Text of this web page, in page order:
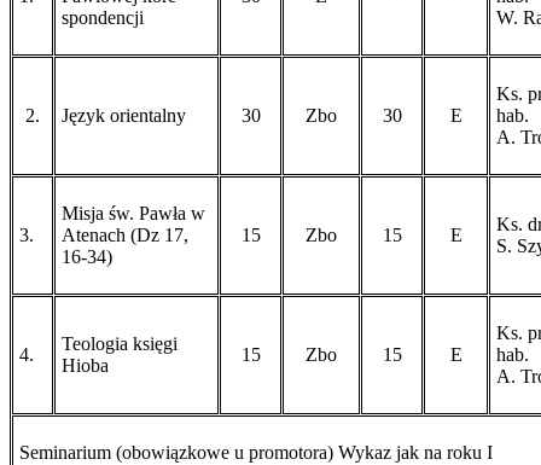
spon­dencji
W.
2. Język orientalny 30 Zbo 30 E
Ks.
hab.
A.
3.
Misja św. Pawła w
Atenach (Dz 17,
16-34)
15 Zbo 15 E
Ks.
S.
4.
Teologia księgi
Hioba
15 Zbo 15 E
Ks.
hab.
A.
Seminarium (obowiązkowe u promotora) Wykaz jak na roku I